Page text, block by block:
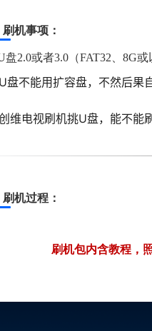
机事项：
盘2.0或者3.0（FAT32、8G
盘不能用扩容盘，不然后果
维电视刷机挑U盘，能不能
机过程：
包内含教程，照着